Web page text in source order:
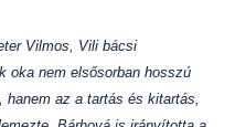
Vilmos, Vili bácsi
oka nem elsősorban hosszú
az a tartás és kitartás,